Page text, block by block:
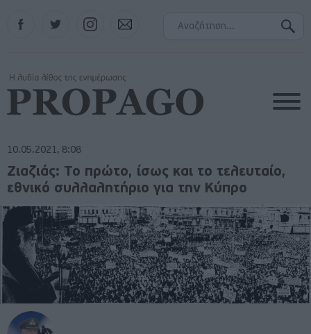
Instagram
10.05.2021, 8:08
Ζιαζιάς: Το πρώτο, ίσως και το τελευταίο,
εθνικό συλλαλητήριο για την Κύπρο